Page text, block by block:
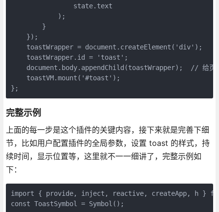
                state.text
            );
        }
    });
    toastWrapper = document.createElement('div');
    toastWrapper.id = 'toast';
document.body.appendChild(toastWrapper);  // 给页
    toastVM.mount('#toast');
};
完整示例
上面的每一步是这个插件的关键内容，接下来就是完善下细
节，比如用户配置插件的全局参数，设置 toast 的样式，持
续时间，显示位置等，这里就不一一细讲了，完整示例如
下：
import { provide, inject, reactive, createApp, h }
const ToastSymbol = Symbol();